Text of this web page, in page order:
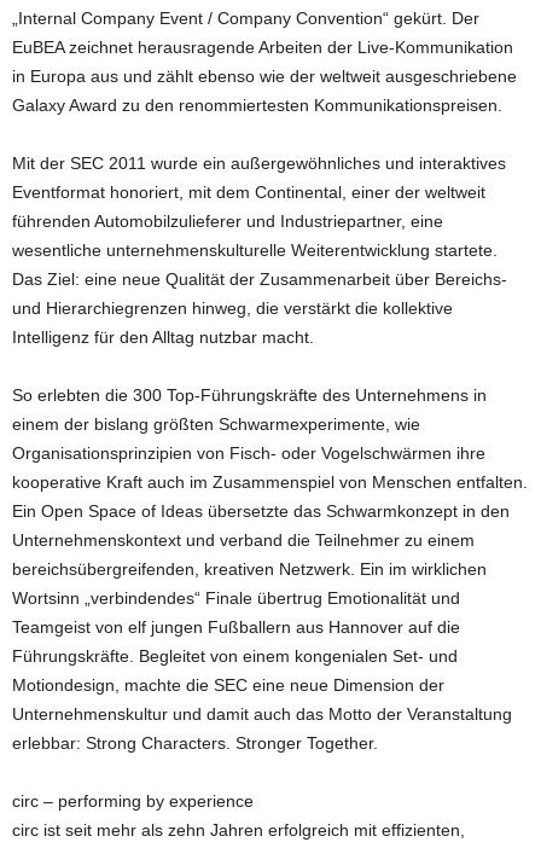
„Internal Company Event / Company Convention“ gekürt. Der
EuBEA zeichnet herausragende Arbeiten der Live-Kommunikation
in Europa aus und zählt ebenso wie der weltweit ausgeschriebene
Galaxy Award zu den renommiertesten Kommunikationspreisen.
Mit der SEC 2011 wurde ein außergewöhnliches und interaktives
Eventformat honoriert, mit dem Continental, einer der weltweit
führenden Automobilzulieferer und Industriepartner, eine
wesentliche unternehmenskulturelle Weiterentwicklung startete.
Das Ziel: eine neue Qualität der Zusammenarbeit über Bereichs-
und Hierarchiegrenzen hinweg, die verstärkt die kollektive
Intelligenz für den Alltag nutzbar macht.
So erlebten die 300 Top-Führungskräfte des Unternehmens in
einem der bislang größten Schwarmexperimente, wie
Organisationsprinzipien von Fisch- oder Vogelschwärmen ihre
kooperative Kraft auch im Zusammenspiel von Menschen entfalten.
Ein Open Space of Ideas übersetzte das Schwarmkonzept in den
Unternehmenskontext und verband die Teilnehmer zu einem
bereichsübergreifenden, kreativen Netzwerk. Ein im wirklichen
Wortsinn „verbindendes“ Finale übertrug Emotionalität und
Teamgeist von elf jungen Fußballern aus Hannover auf die
Führungskräfte. Begleitet von einem kongenialen Set- und
Motiondesign, machte die SEC eine neue Dimension der
Unternehmenskultur und damit auch das Motto der Veranstaltung
erlebbar: Strong Characters. Stronger Together.
circ – performing by experience
circ ist seit mehr als zehn Jahren erfolgreich mit effizienten,